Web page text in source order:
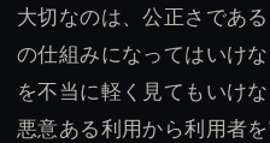
大切なのは、公正さであ
の仕組みになってはいけ
を不当に軽く見てもいけ
悪意ある利用から利用者